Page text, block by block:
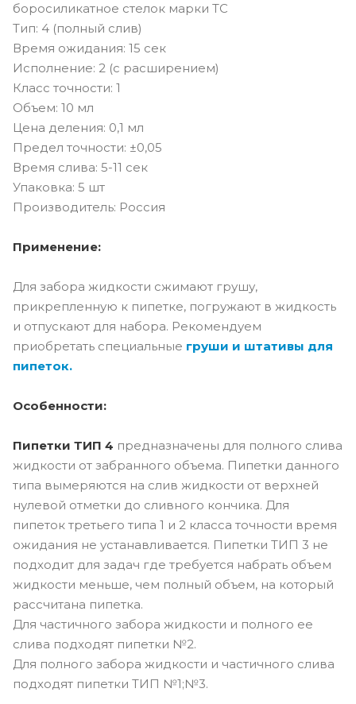
боросиликатное стелок марки ТС
Тип: 4 (полный слив)
Время ожидания: 15 сек
Исполнение: 2 (с расширением)
Класс точности: 1
Объем: 10 мл
Цена деления: 0,1 мл
Предел точности: ±0,05
Время слива: 5-11 сек
Упаковка: 5 шт
Производитель: Россия
Применение:
Для забора жидкости сжимают грушу,
прикрепленную к пипетке, погружают в жидкость
и отпускают для набора. Рекомендуем
приобретать специальные груши и штативы для
пипеток.
Особенности:
Пипетки ТИП 4 предназначены для полного слива
жидкости от забранного объема. Пипетки данного
типа вымеряются на слив жидкости от верхней
нулевой отметки до сливного кончика. Для
пипеток третьего типа 1 и 2 класса точности время
ожидания не устанавливается. Пипетки ТИП 3 не
подходит для задач где требуется набрать объем
жидкости меньше, чем полный объем, на который
рассчитана пипетка.
Для частичного забора жидкости и полного ее
слива подходят пипетки №2.
Для полного забора жидкости и частичного слива
подходят пипетки ТИП №1;№3.